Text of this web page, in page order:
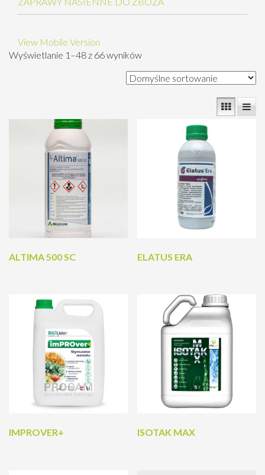
View Mobile Version
Wyświetlanie 1–48 z 66 wyników
ALTIMA 500 SC ELATUS ERA
IMPROVER+ ISOTAK MAX